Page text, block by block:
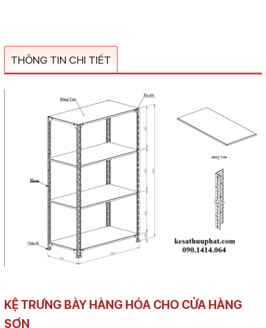
THÔNG TIN CHI TIẾT
KỆ TRƯNG BÀY HÀNG HÓA CHO CỬA HÀNG
SƠN